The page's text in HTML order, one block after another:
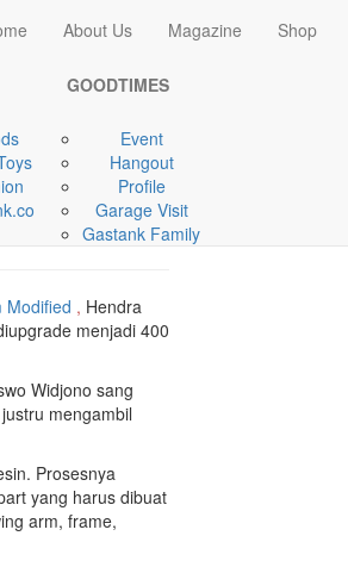
About Us Magazine Shop
GOODTIMES
Event
Hangout
Profile
Garage Visit
Gastank Family
MOTORCYCLE
Modified , Hendra
menjadi 400
Widjono sang
mengambil
Prosesnya
yang harus dibuat
arm, frame,